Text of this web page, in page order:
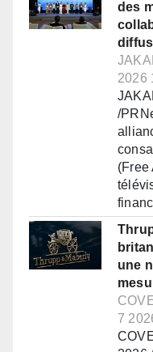
des
2026
/
(Free
une
7